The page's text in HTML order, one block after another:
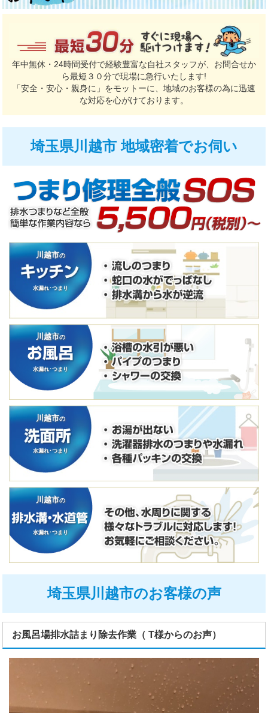
年中無休・24時間受付で経験豊富な自社スタッフが、お問合せか
ら最短３０分で現場に急行いたします!
「安全・安心・親身に」をモットーに、地域のお客様の為に迅速
な対応を心がけております。
埼玉県川越市 地域密着でお伺い
川越市の
水漏れ･つまり
川越市の
水漏れ･つまり
川越市の
水漏れ･つまり
川越市の
水漏れ･つまり
埼玉県川越市のお客様の声
お風呂場排水詰まり除去作業（ T様からのお声）